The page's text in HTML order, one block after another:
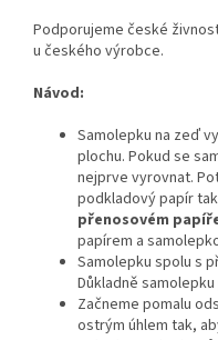
Podporujeme české
u českého výrobce.
Návod:
Samolepku na zeď
plochu. Pokud se
nejprve vyrovnat.
podkladový papír
přenosovém
papírem a
Samolepku spolu s
Důkladně
Začneme pomalu
ostrým úhlem tak,